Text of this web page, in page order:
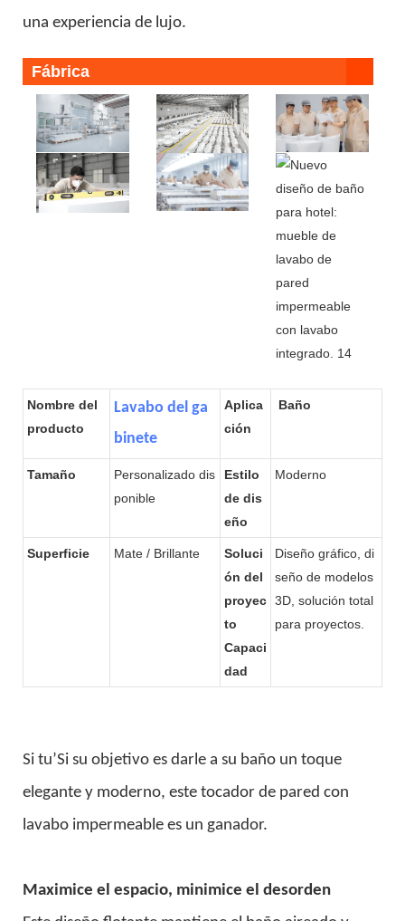
una experiencia de lujo.
Fábrica
Nombre del
producto
Lavabo del ga
binete
Aplica
ción
Baño
Tamaño
Personalizado dis
ponible
Estilo
de dis
eño
Moderno
Superficie Mate / Brillante
Soluci
ón del
proyec
to
Capaci
dad
Diseño gráfico, di
seño de modelos
3D, solución total
para proyectos.
Si tu’Si su objetivo es darle a su baño un toque
elegante y moderno, este tocador de pared con
lavabo impermeable es un ganador.
Maximice el espacio, minimice el desorden